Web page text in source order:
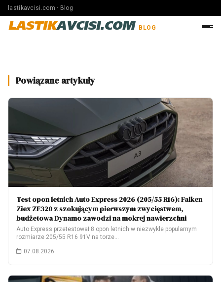
lastikavcisi.com · Blog
LASTIKAVCISI.COM BLOG
Powiązane artykuły
Test opon letnich Auto Express 2026 (205/55 R16): Falken
Ziex ZE320 z szokującym pierwszym zwycięstwem,
budżetowa Dynamo zawodzi na mokrej nawierzchni
Auto Express przetestował 8 opon letnich w niezwykle popularnym
rozmiarze 205/55 R16 91V na torze…
07.08.2026